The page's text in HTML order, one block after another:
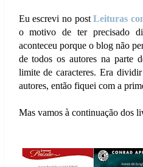
Eu escrevi no postLeituras
o motivo de ter precisado
aconteceu porque o blog não
de todos os autores na parte
limite de caracteres. Era
autores, então fiquei com a
Mas vamos à continuação dos